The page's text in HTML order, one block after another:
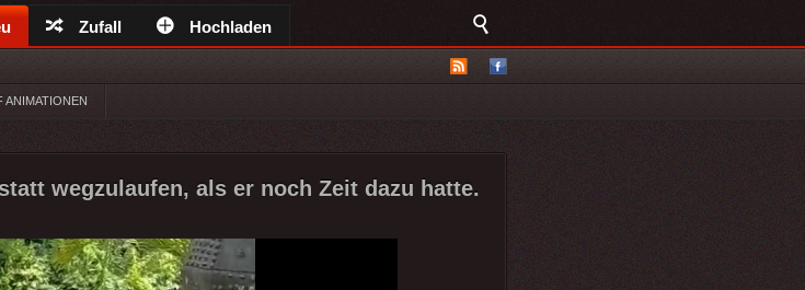
Zufall Hochladen
ANIMATIONEN
wegzulaufen, als er noch Zeit dazu hatte.